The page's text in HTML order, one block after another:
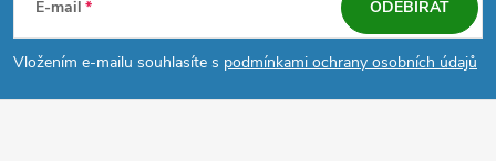
p
a
E-mail
Vložením e-mailu souhlasíte s podmínkami ochrany osobních údajů
ODEBÍRAT